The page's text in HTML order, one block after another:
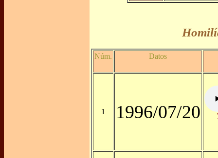
Núm. Datos
1 1996/07/20